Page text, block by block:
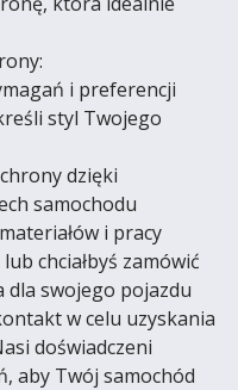
i preferencji
styl Twojego
dzięki
samochodu
i pracy
chciałbyś zamówić
swojego pojazdu
w celu uzyskania
doświadczeni
aby Twój samochód